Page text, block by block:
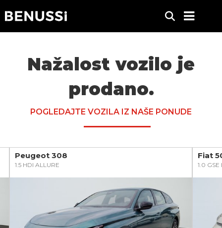
Nažalost vozilo je
prodano.
POGLEDAJTE VOZILA IZ NAŠE PONUDE
Peugeot 308
1.5 HDI ALLURE
Fiat
1.0